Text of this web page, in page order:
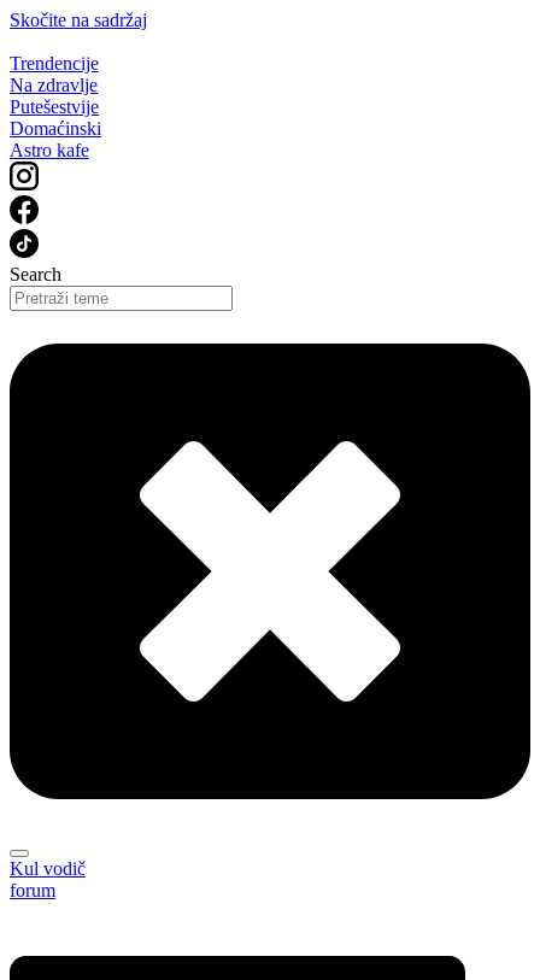
Skočite na sadržaj
Trendencije
Na zdravlje
Putešestvije
Domaćinski
Astro kafe
Search
Kul vodič
forum